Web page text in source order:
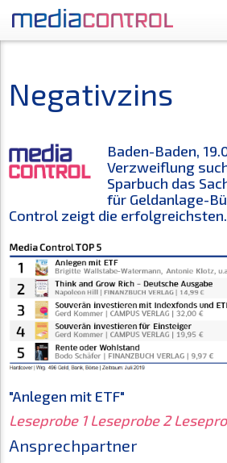
Negativzins
Baden-Baden,
Verzweiflung
Sparbuch das
für Geldanlage-
Control zeigt die erfolgreichsten.
"Anlegen mit ETF"
Leseprobe 1 Leseprobe 2
Ansprechpartner